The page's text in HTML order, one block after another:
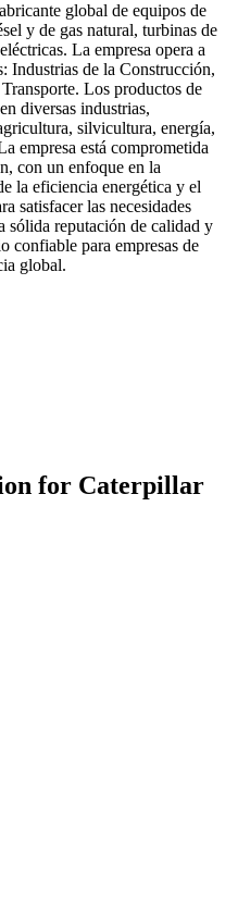
global de equipos de
y de gas natural, turbinas de
La empresa opera a
Industrias de la Construcción,
Los productos de
diversas industrias,
silvicultura, energía,
empresa está comprometida
con un enfoque en la
la eficiencia energética y el
satisfacer las necesidades
sólida reputación de calidad y
confiable para empresas de
global.
for Caterpillar